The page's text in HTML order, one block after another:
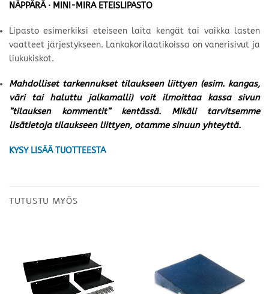
NÄPPÄRÄ · MINI-MIRA ETEISLIPASTO
Lipasto esimerkiksi eteiseen laita kengät tai vaikka lasten
vaatteet järjestykseen. Lankakorilaatikoissa on vanerisivut ja
liukukiskot.
Mahdolliset tarkennukset tilaukseen liittyen (esim. kangas,
väri tai haluttu jalkamalli) voit ilmoittaa kassa sivun
”tilauksen kommentit” kentässä. Mikäli tarvitsemme
lisätietoja tilaukseen liittyen, otamme sinuun yhteyttä.
KYSY LISÄÄ TUOTTEESTA
TUTUSTU MYÖS